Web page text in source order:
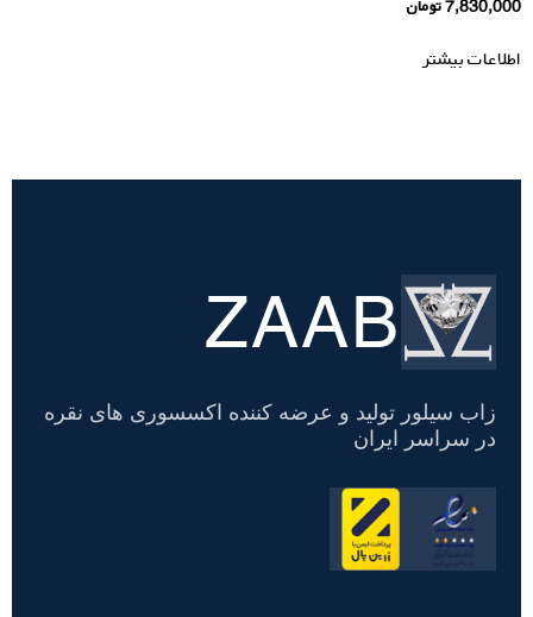
7,830,000تومان
اطلاعات بیشتر
تسویه
حساب
ZAAB
زاب سیلور تولید و عرضه کننده اکسسوری های نقره
در سراسر ایران